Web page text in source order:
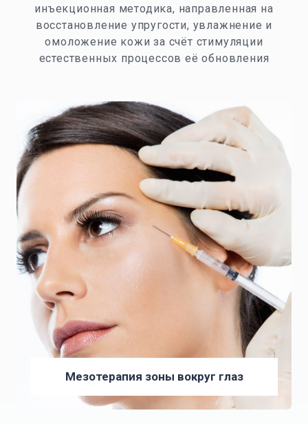
инъекционная методика, направленная на
восстановление упругости, увлажнение и
омоложение кожи за счёт стимуляции
естественных процессов её обновления
Мезотерапия зоны вокруг глаз